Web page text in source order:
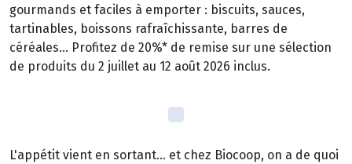
gourmands et faciles à emporter : biscuits, sauces,
tartinables, boissons rafraîchissante, barres de
céréales... Profitez de 20%* de remise sur une sélection
de produits du 2 juillet au 12 août 2026 inclus.
L'appétit vient en sortant... et chez Biocoop, on a de quoi